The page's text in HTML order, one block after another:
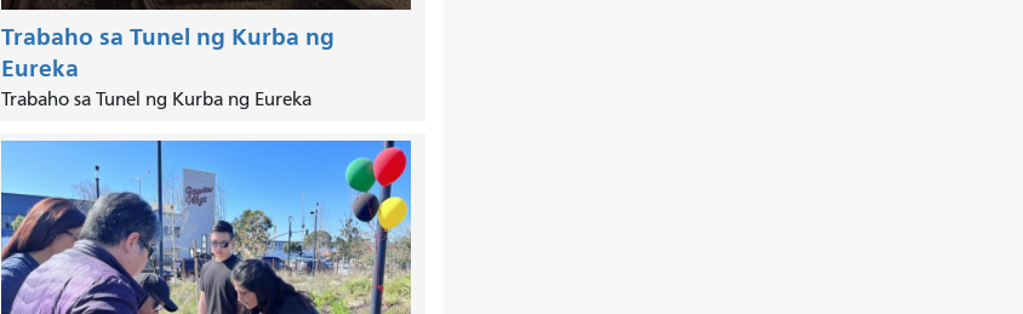
Trabaho sa Tunel ng Kurba ng
Eureka
Trabaho sa Tunel ng Kurba ng Eureka